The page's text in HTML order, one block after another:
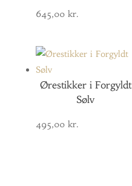
645,00 kr.
Ørestikker i Forgyldt
Sølv
495,00 kr.